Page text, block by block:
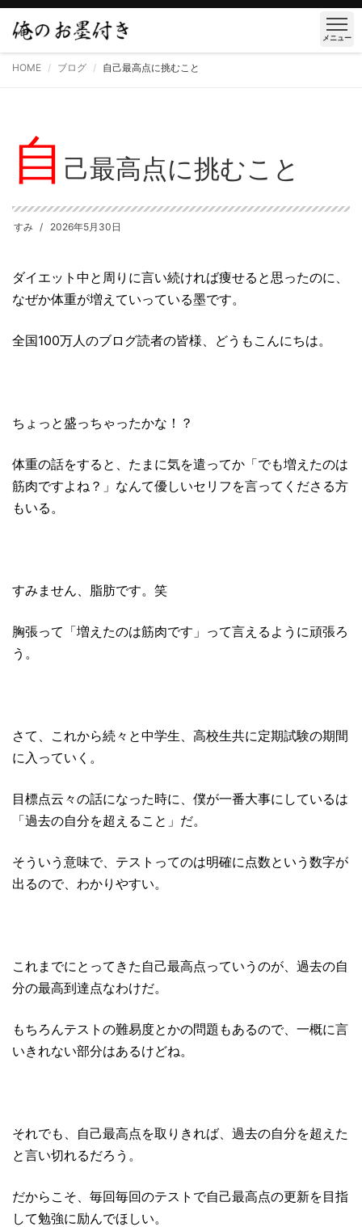
メニュー
HOME ブログ 自己最高点に挑むこと
自 己最高点に挑むこと
すみ 2026年5月30日
ダイエット中と周りに言い続ければ痩せると思ったのに、
なぜか体重が増えていっている墨です。
全国100万人のブログ読者の皆様、どうもこんにちは。
ちょっと盛っちゃったかな！？
体重の話をすると、たまに気を遣ってか「でも増えたのは
筋肉ですよね？」なんて優しいセリフを言ってくださる方
もいる。
すみません、脂肪です。笑
胸張って「増えたのは筋肉です」って言えるように頑張ろ
う。
さて、これから続々と中学生、高校生共に定期試験の期間
に入っていく。
目標点云々の話になった時に、僕が一番大事にしているは
「過去の自分を超えること」だ。
そういう意味で、テストってのは明確に点数という数字が
出るので、わかりやすい。
これまでにとってきた自己最高点っていうのが、過去の自
分の最高到達点なわけだ。
もちろんテストの難易度とかの問題もあるので、一概に言
いきれない部分はあるけどね。
それでも、自己最高点を取りきれば、過去の自分を超えた
と言い切れるだろう。
だからこそ、毎回毎回のテストで自己最高点の更新を目指
して勉強に励んでほしい。